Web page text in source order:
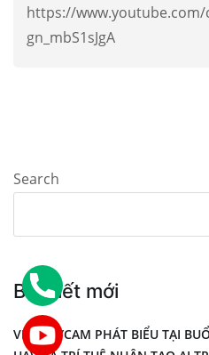
https://www.youtube.com/
gn_mbS1sJgA
Search
Bài viết mới
VIỆT-FLYCAM PHÁT BIỂU TẠI